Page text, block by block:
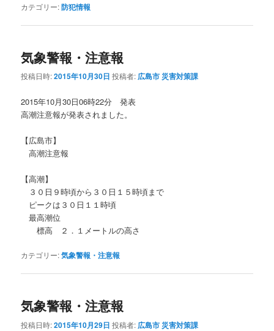
カテゴリー:防犯情報
気象警報・注意報
投稿日時:2015年10月30日 投稿者: 広島市 災害対策課
2015年10月30日06時22分 発表
高潮注意報が発表されました。
【広島市】
高潮注意報
【高潮】
３０日９時頃から３０日１５時頃まで
ピークは３０日１１時頃
最高潮位
標高 ２．１メートルの高さ
カテゴリー:気象警報・注意報
気象警報・注意報
投稿日時:2015年10月29日 投稿者: 広島市 災害対策課